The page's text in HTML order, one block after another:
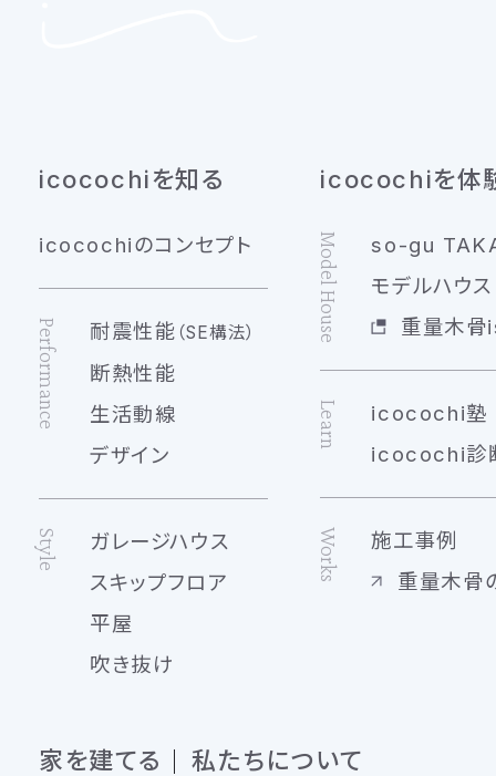
icocochiを知る
icocochiのコンセプト
Performance 耐震性能 （SE構法）
断熱性能
生活動線
デザイン
Style
ガレージハウス
スキップフロア
平屋
吹き抜け
icocochiを体
Model House
so-gu
モデルハウ
重量木
Learn
icocochi塾
icocochi診
Works
施工事例
重量木骨
家を建てる 私たちについて